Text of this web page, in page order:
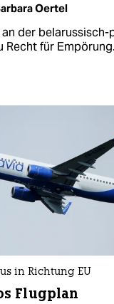
Oertel
der belarussisch-
Recht für
in Richtung EU
Flugplan